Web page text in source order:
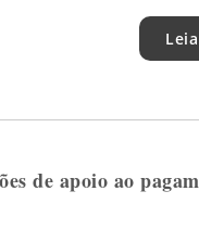
de apoio ao